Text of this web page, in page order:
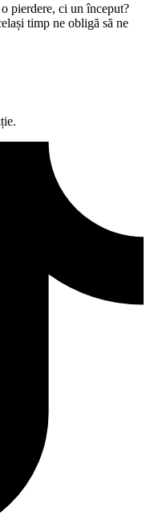
pierdere, ci un început?
timp ne obligă să ne